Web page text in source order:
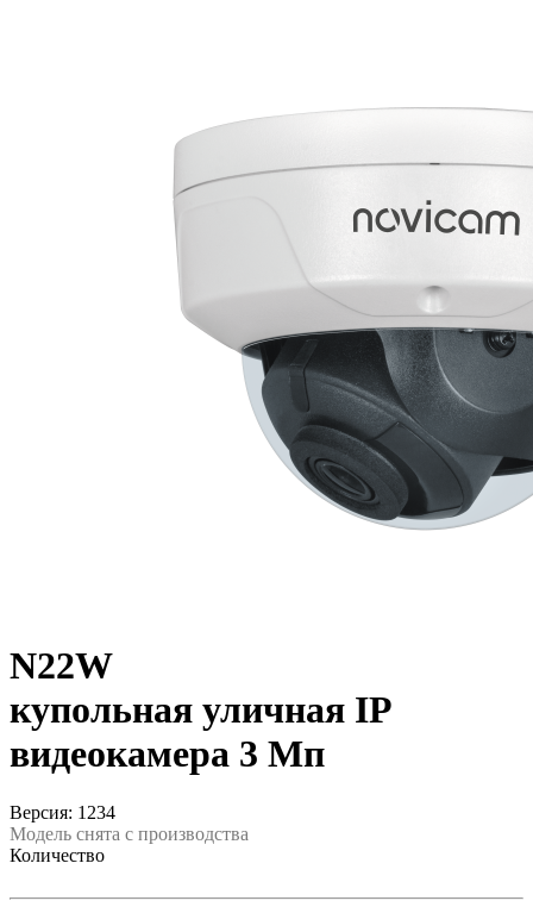
N22W
купольная уличная IP
видеокамера 3 Мп
Версия: 1234
Модель снята с производства
Количество